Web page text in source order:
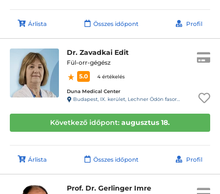
Árlista Összes időpont Profil
Dr. Zavadkai Edit
Fül-orr-gégész
5.0
4 értékelés
Duna Medical Center
Budapest, IX. kerület, Lechner Ödön fasor 5.
Következő időpont: augusztus 18.
Árlista Összes időpont Profil
Prof. Dr. Gerlinger Imre